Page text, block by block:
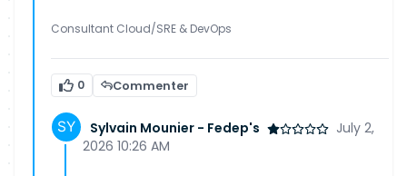
Consultant Cloud/SRE & DevOps
0 Commenter
Sylvain Mounier - Fedep's
July 2,
2026 10:26 AM